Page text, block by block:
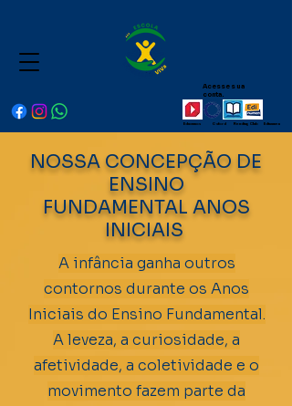
Acesse sua
conta.
Educamos Oxford Reading Club Edinumen
NOSSA CONCEPÇÃO DE
ENSINO
FUNDAMENTAL ANOS
INICIAIS
A infância ganha outros
contornos durante os Anos
Iniciais do Ensino Fundamental.
A leveza, a curiosidade, a
afetividade, a coletividade e o
movimento fazem parte da